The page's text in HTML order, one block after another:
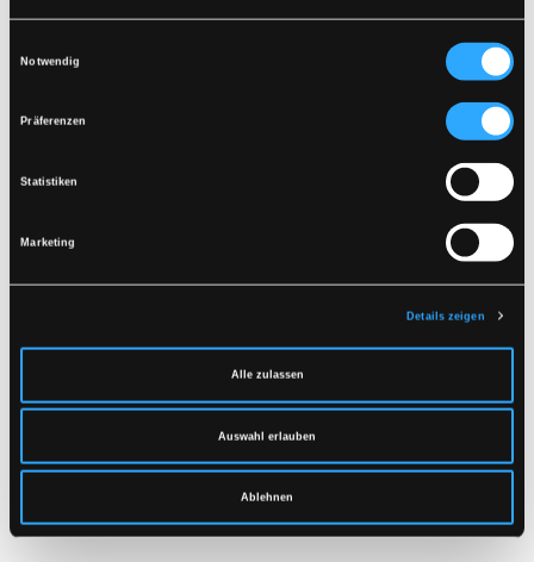
Notwendig
Präferenzen
Statistiken
Marketing
Details zeigen
Alle zulassen
Auswahl erlauben
Ablehnen
EXTRA STARKER PVC-
REGENJACKE IN PVC-
QUALITÄT
XS